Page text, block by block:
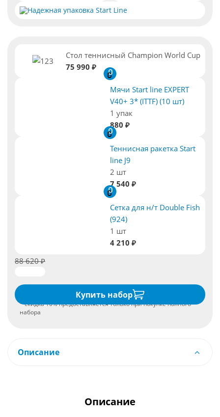
Надежная упаковка Start Line
Стол теннисный Champion World Cup
75 990 ₽
Мячи Start line EXPERT
V40+ 3* (ITTF) (10 шт)
1 упак
880 ₽
Теннисная ракетка Start
line J9
2 шт
7 540 ₽
Сетка для н/т Double Fish
(924)
1 шт
4 210 ₽
88 620 ₽
Купить набор
* скидка 10% предоставляется только при покупке полного
набора
Описание
Описание